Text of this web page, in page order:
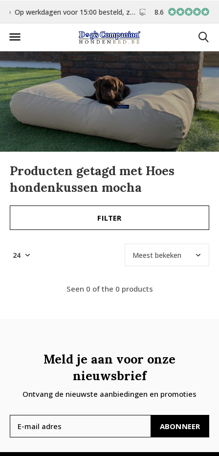
Gratis verzending vanaf €75,- In eigen atelier
8.6
Producten getagd met Hoes
hondenkussen mocha
FILTER
Seen 0 of the 0 products
Meld je aan voor onze
nieuwsbrief
Ontvang de nieuwste aanbiedingen en promoties
ABONNEER